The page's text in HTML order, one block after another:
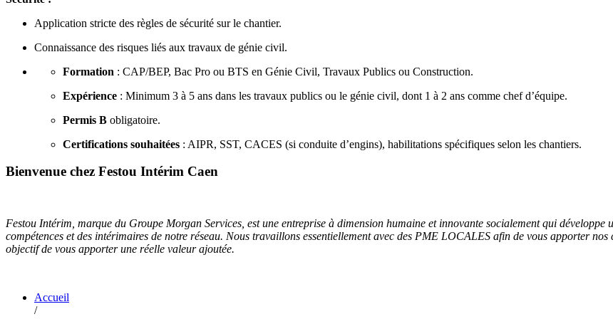
Application stricte des règles de sécurité sur le chantier.
Connaissance des risques liés aux travaux de génie civil.
Formation : CAP/BEP, Bac Pro ou BTS en Génie Civil, Travaux Publics ou Construction.
Expérience : Minimum 3 à 5 ans dans les travaux publics ou le génie civil, dont 1 à 2 ans comme chef d’équipe.
Permis B obligatoire.
Certifications souhaitées : AIPR, SST, CACES (si conduite d’engins), habilitations spécifiques selon les chantiers.
Bienvenue chez Festou Intérim Caen
Festou Intérim, marque du Groupe Morgan Services, est une entreprise à dimension humaine et innovante socialement qui
compétences et des intérimaires de notre réseau. Nous travaillons essentiellement avec des PME LOCALES afin de vous apporter
objectif de vous apporter une réelle valeur ajoutée.
Accueil
/